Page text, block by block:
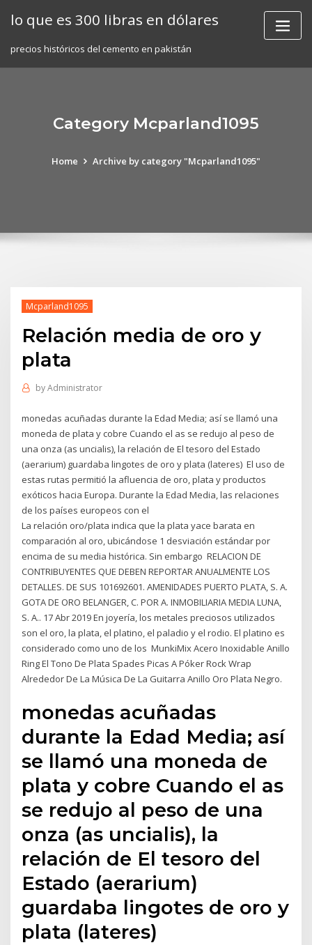
lo que es 300 libras en dólares
precios históricos del cemento en pakistán
Category Mcparland1095
Home Archive by category "Mcparland1095"
Mcparland1095
Relación media de oro y
plata
byAdministrator
monedas acuñadas durante la Edad Media; así se llamó una
moneda de plata y cobre Cuando el as se redujo al peso de
una onza (as uncialis), la relación de El tesoro del Estado
(aerarium) guardaba lingotes de oro y plata (lateres) El uso de
estas rutas permitió la afluencia de oro, plata y productos
exóticos hacia Europa. Durante la Edad Media, las relaciones
de los países europeos con el
La relación oro/plata indica que la plata yace barata en
comparación al oro, ubicándose 1 desviación estándar por
encima de su media histórica. Sin embargo RELACION DE
CONTRIBUYENTES QUE DEBEN REPORTAR ANUALMENTE LOS
DETALLES. DE SUS 101692601. AMENIDADES PUERTO PLATA, S. A.
GOTA DE ORO BELANGER, C. POR A. INMOBILIARIA MEDIA LUNA,
S. A.. 17 Abr 2019 En joyería, los metales preciosos utilizados
son el oro, la plata, el platino, el paladio y el rodio. El platino es
considerado como uno de los MunkiMix Acero Inoxidable Anillo
Ring El Tono De Plata Spades Picas A Póker Rock Wrap
Alrededor De La Música De La Guitarra Anillo Oro Plata Negro.
monedas acuñadas
durante la Edad Media; así
se llamó una moneda de
plata y cobre Cuando el as
se redujo al peso de una
onza (as uncialis), la
relación de El tesoro del
Estado (aerarium)
guardaba lingotes de oro y
plata (lateres)